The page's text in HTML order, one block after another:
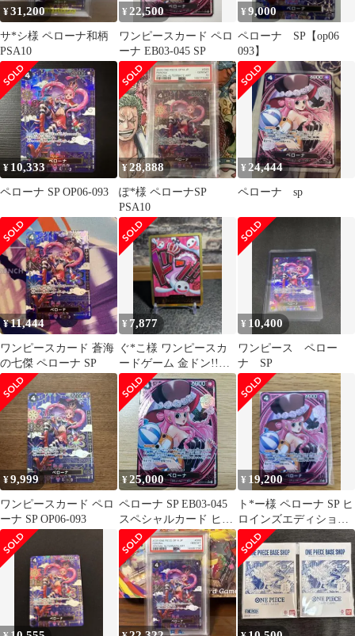
¥31,200
サ*シ様 ペローナ和柄
PSA10
¥ 22,500
ワンピースカード ペロ
ーナ EB03-045 SP
¥9,000
ペローナ SP【op06
093】
¥ 10,333
ペローナ SP OP06-093
¥28,888
ぽ*様 ペローナSP
PSA10
¥ 24,444
ペローナ sp
¥11,444
ワンピースカード 蒼海
の七傑 ペローナ SP
¥ 7,877
ぐ*こ様 ワンピースカ
ードゲーム 金ドン!!カ
ード パラレル ペロー
ナ
¥ 10,400
ワンピース ペロー
ナ SP
¥9,999
ワンピースカード ペロ
ーナ SP OP06-093
¥25,000
ペローナ SP EB03-045
スペシャルカード ヒロ
インズエディション
¥ 19,200
ト*ー様 ペローナ SP ヒ
ロインズエディション
EB03-045 SRパラレル